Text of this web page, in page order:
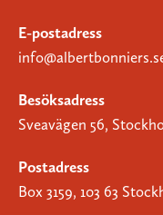
E-postadress
Besöksadress
Sveavägen 56,
Postadress
Box 3159, 103 63